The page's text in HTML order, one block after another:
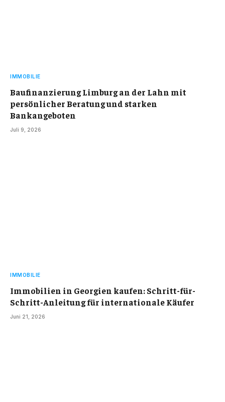
IMMOBILIE
Baufinanzierung Limburg an der Lahn mit
persönlicher Beratung und starken
Bankangeboten
Juli 9, 2026
IMMOBILIE
Immobilien in Georgien kaufen: Schritt-für-
Schritt-Anleitung für internationale Käufer
Juni 21, 2026